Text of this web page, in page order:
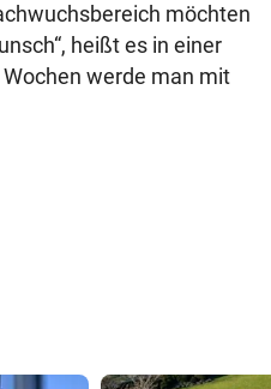
möchten
heißt es in einer
werde man mit